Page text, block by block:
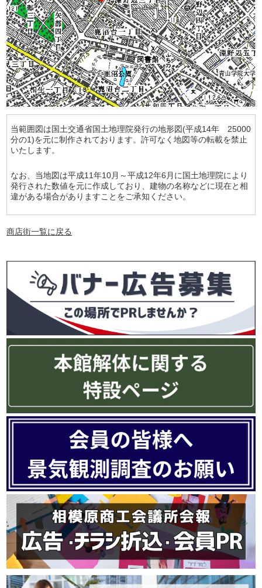
当範囲図は国土交通省国土地理院発行の地形図(平成14年 25000
分の1)を元に制作されております。許可なく地図等の転載を禁止
いたします。
なお、当地図は平成11年10月～平成12年6月に国土地理院により
発行された数値を元に作成しており、建物の名称などに現在と相
違がある場合がありますことをご承知ください。
商店街一覧に戻る